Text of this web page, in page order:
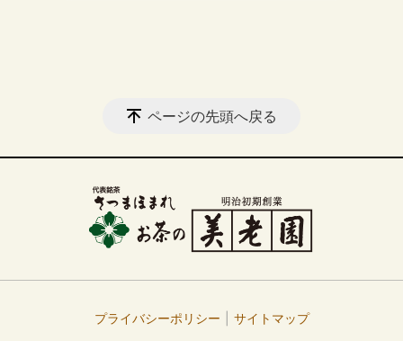
ページの先頭へ戻る
プライバシーポリシー サイトマップ